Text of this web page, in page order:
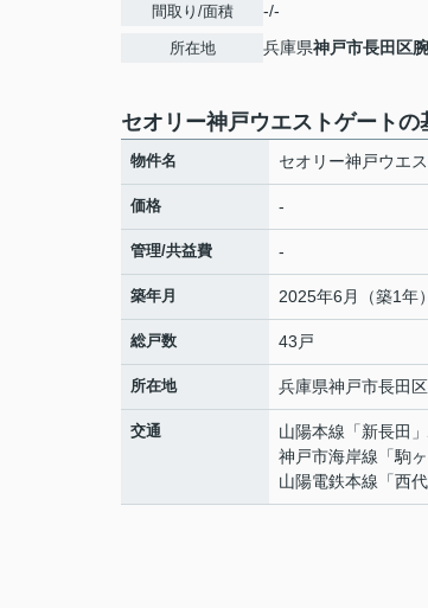
間取り/面積 -/-
所在地 兵庫県神戸市長田区
セオリー神戸ウエストゲートの
物件名 セオリー神戸ウエ
価格 -
管理/共益費 -
築年月 2025年6月（築1年）
総戸数 43戸
所在地 兵庫県神戸市長田区
交通 山陽本線 「新長田
神戸市海岸線 「駒
山陽電鉄本線 「西代